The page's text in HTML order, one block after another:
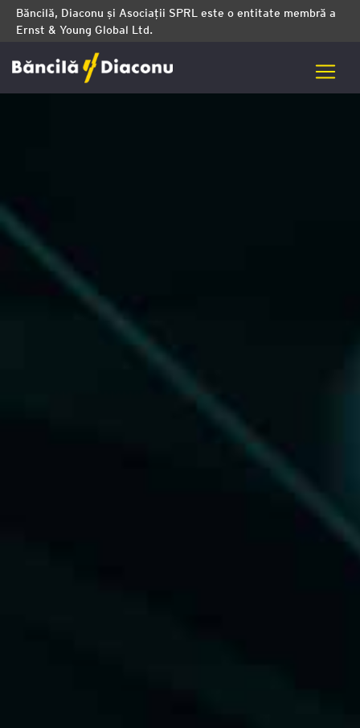
Băncilă, Diaconu și Asociații SPRL este o entitate membră a
Ernst & Young Global Ltd.